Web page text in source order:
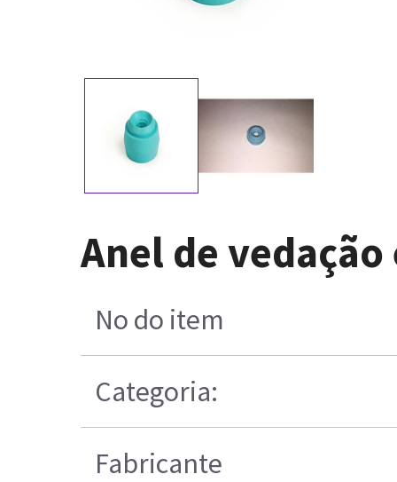
Anel de
No do item
Categoria:
Fabricante